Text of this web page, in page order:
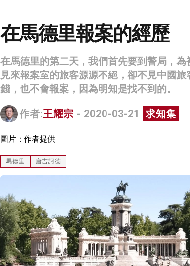
在馬德里報案的經歷
在馬德里的第二天，我們首先要到警局，
見來報案室的旅客源源不絕，卻不見中國
錢，也不會報案，因為明知是找不到的。
作者:王耀宗 - 2020-03-21 求知集
圖片：作者提供
馬德里 唐吉訶德